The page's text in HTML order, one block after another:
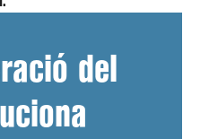
del